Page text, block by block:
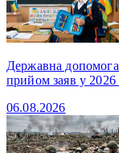
Державна
прийом заяв у 2026
06.08.2026